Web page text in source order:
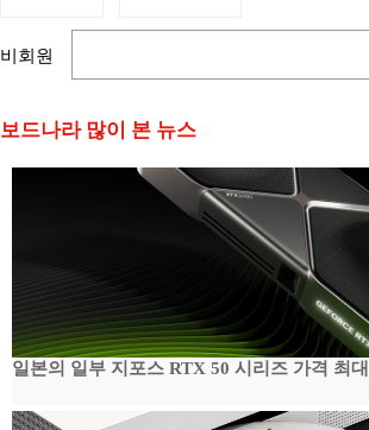
비회원
보드나라 많이 본 뉴스
일본의 일부 지포스 RTX 50 시리즈 가격 최